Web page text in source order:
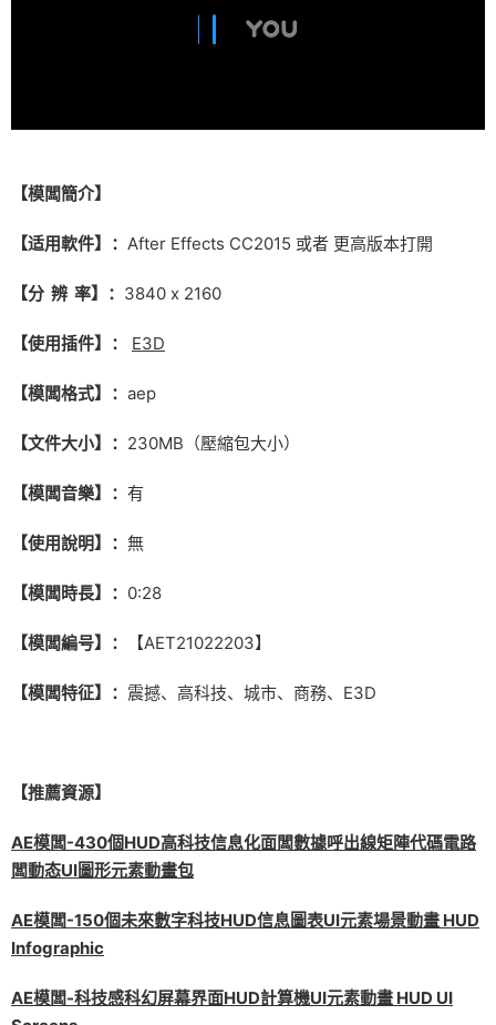
【模闆簡介】
【适用軟件】： After Effects CC2015 或者 更高版本打開
【分 辨 率】： 3840 x 2160
【使用插件】： E3D
【模闆格式】： aep
【文件大小】： 230MB（壓縮包大小）
【模闆音樂】： 有
【使用說明】： 無
【模闆時長】： 0:28
【模闆編号】： 【AET21022203】
【模闆特征】： 震撼、高科技、城市、商務、E3D
【推薦資源】
AE模闆-430個HUD高科技信息化面闆數據呼出線矩陣代碼電路
闆動态UI圖形元素動畫包
AE模闆-150個未來數字科技HUD信息圖表UI元素場景動畫 HUD
Infographic
AE模闆-科技感科幻屏幕界面HUD計算機UI元素動畫 HUD UI